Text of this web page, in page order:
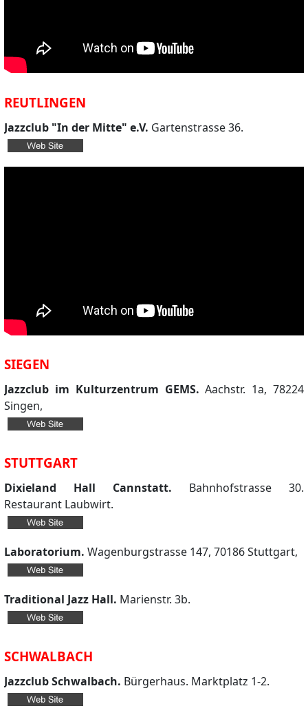
REUTLINGEN
Jazzclub "In der Mitte" e.V. Gartenstrasse 36.
SIEGEN
Jazzclub im Kulturzentrum GEMS. Aachstr. 1a, 78224
Singen,
STUTTGART
Dixieland Hall Cannstatt. Bahnhofstrasse 30.
Restaurant Laubwirt.
Laboratorium. Wagenburgstrasse 147, 70186 Stuttgart,
Traditional Jazz Hall. Marienstr. 3b.
SCHWALBACH
Jazzclub Schwalbach. Bürgerhaus. Marktplatz 1-2.